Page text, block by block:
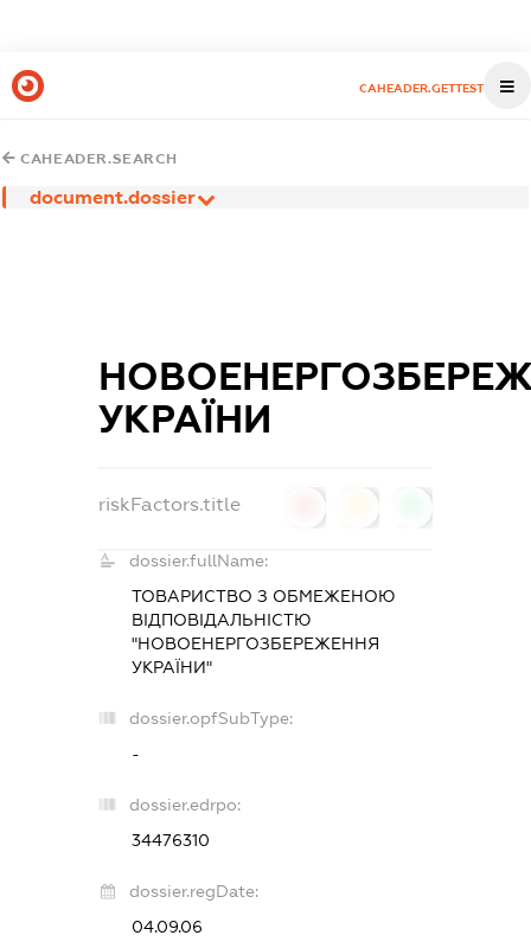
CAHEADER.GETTEST
CAHEADER.SEARCH
document.dossier
УКРАЇНИ
riskFactors.title
dossier.fullName:
ТОВАРИСТВО З ОБМЕЖЕНОЮ
ВІДПОВІДАЛЬНІСТЮ
"НОВОЕНЕРГОЗБЕРЕЖЕННЯ
УКРАЇНИ"
dossier.opfSubType:
-
dossier.edrpo:
34476310
dossier.regDate:
04.09.06